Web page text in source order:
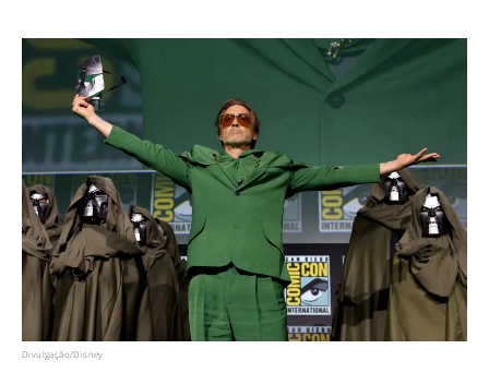
Divulgação/Disney